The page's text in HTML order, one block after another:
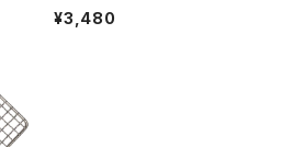
ソ
スキー ボトル ヒップフラスコ 水筒 ソ
¥3,480